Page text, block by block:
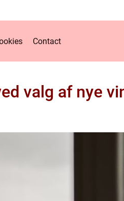
Contact
valg af nye